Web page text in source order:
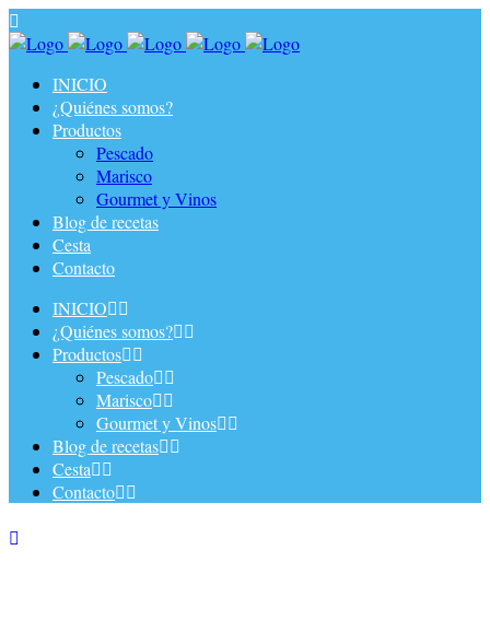
INICIO
¿Quiénes somos?
Productos
Pescado
Marisco
Gourmet y Vinos
Blog de recetas
Cesta
Contacto
INICIO
¿Quiénes somos?
Productos
Pescado
Marisco
Gourmet y Vinos
Blog de recetas
Cesta
Contacto
información.